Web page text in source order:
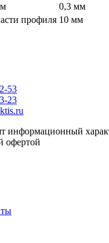
0,3 мм
профиля 10 мм
53
23
информационный
офертой